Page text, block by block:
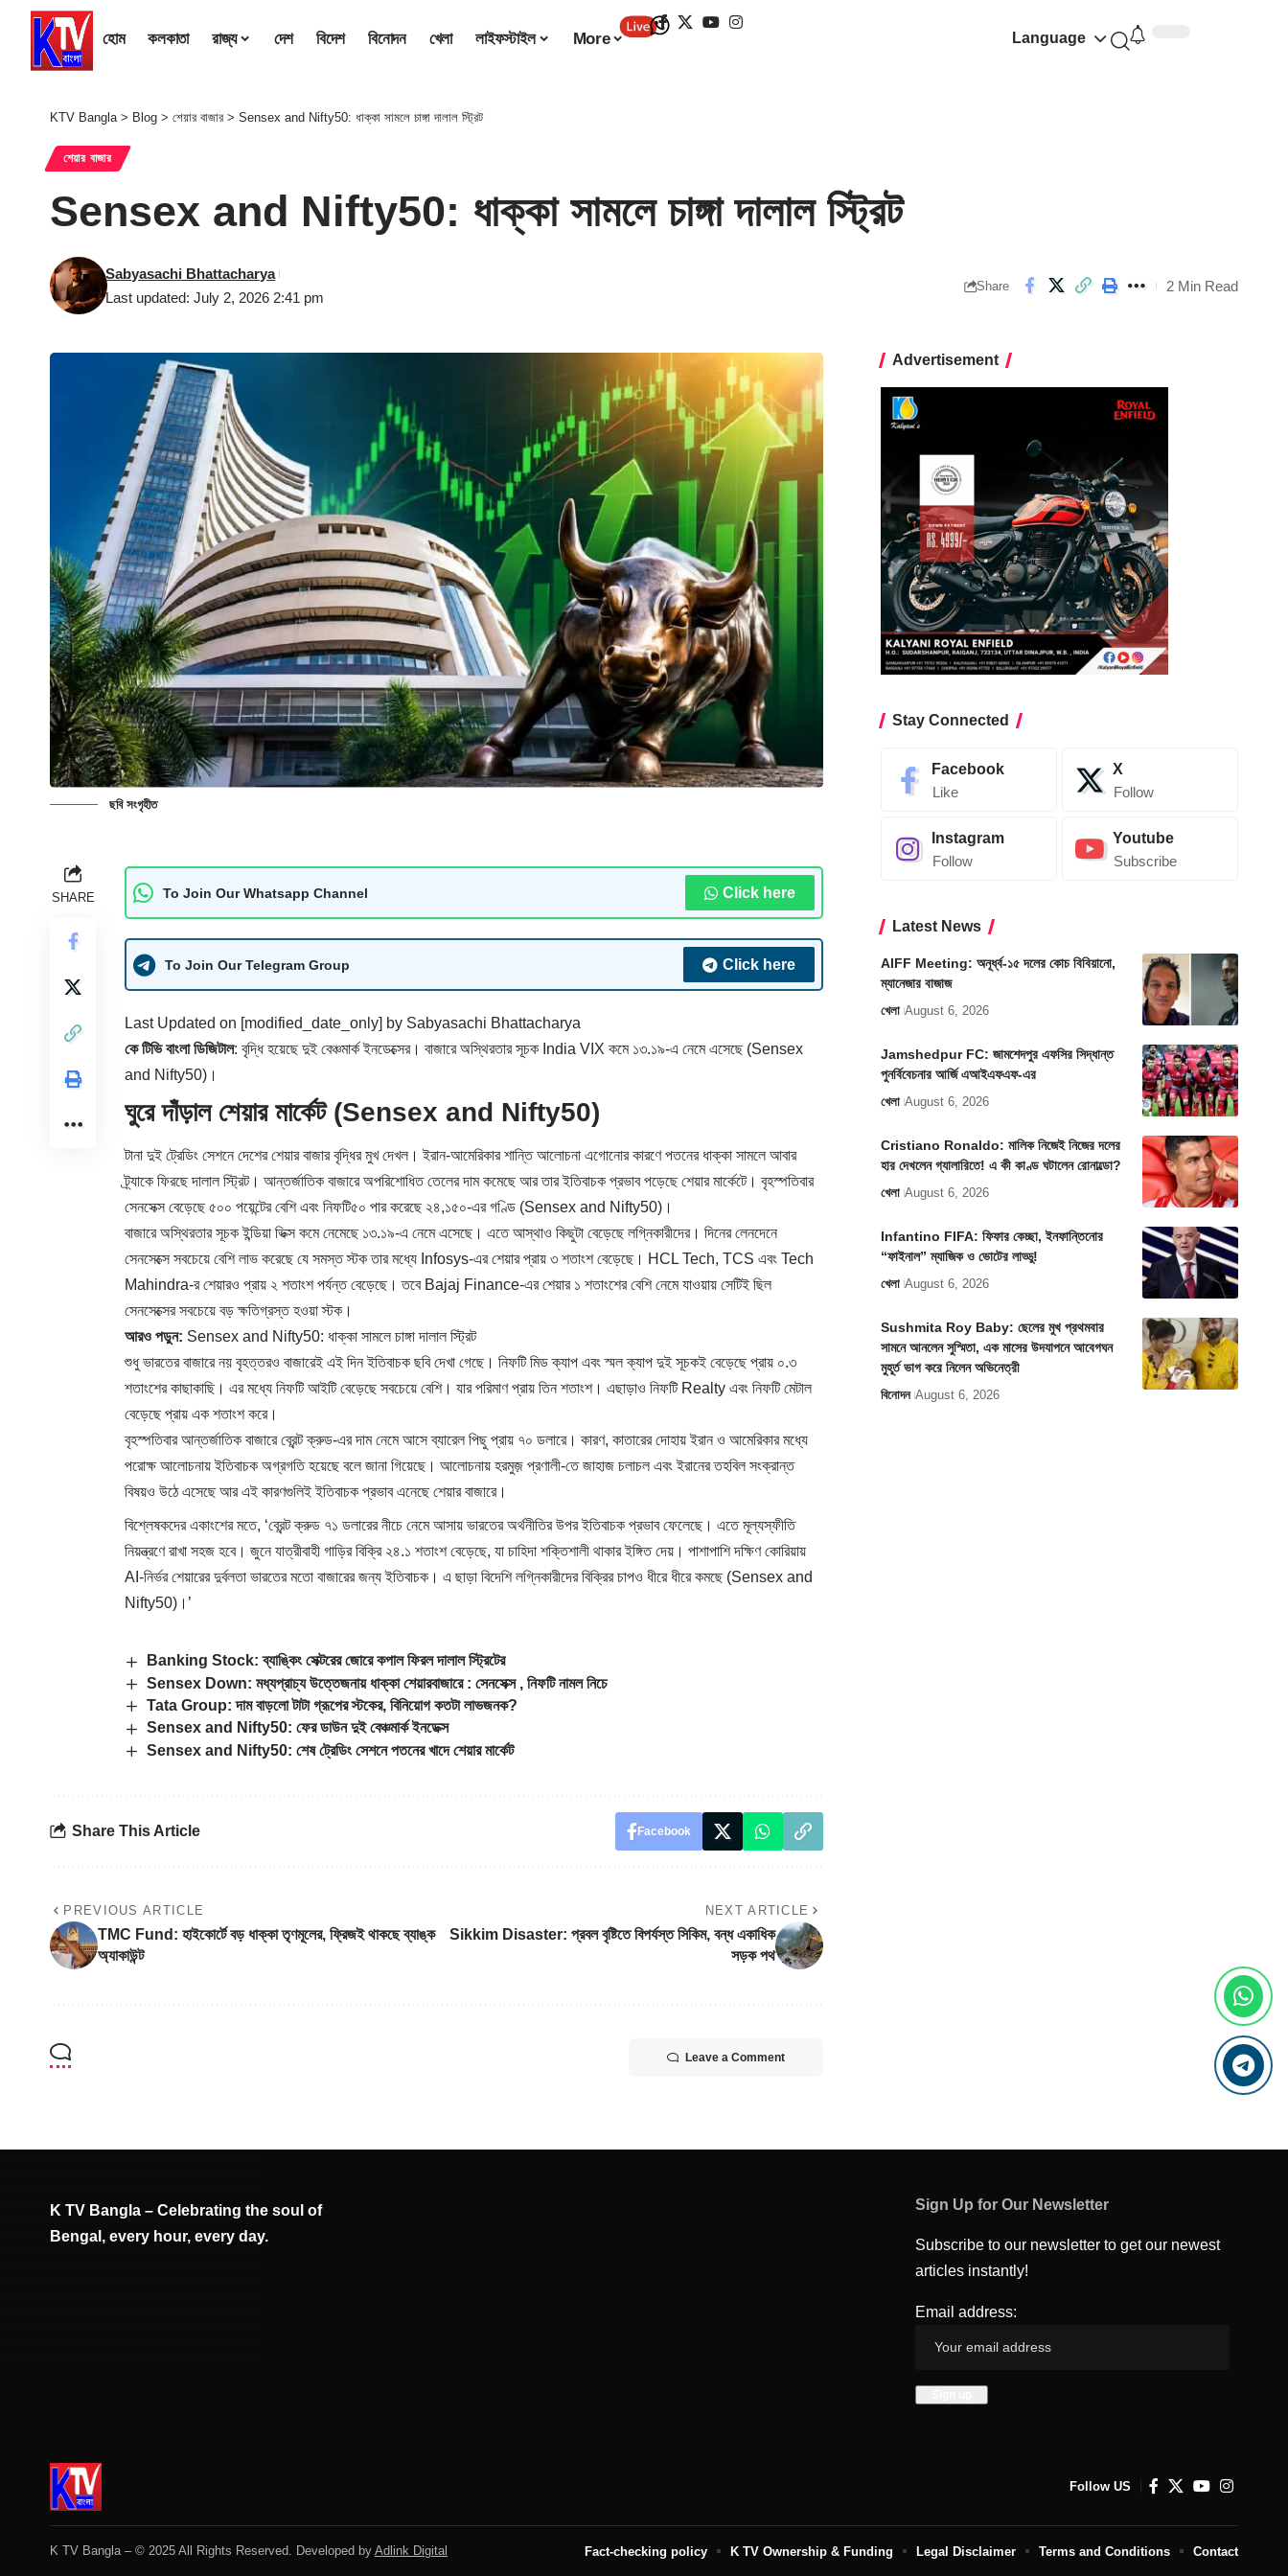
হোম কলকাতা রাজ্য দেশ বিদেশ বিনোদন খেলা লাইফস্টাইল More Language
KTV Bangla> Blog > শেয়ার বাজার > Sensex and Nifty50: ধাক্কা সামলে চাঙ্গা দালাল স্ট্রিট
শেয়ার বাজার
Sensex and Nifty50: ধাক্কা সামলে চাঙ্গা দালাল স্ট্রিট
Last updated: July 2, 2026 2:41 pm
Sabyasachi Bhattacharya
Share 2 Min Read
ছবি সংগৃহীত
SHARE To Join Our Whatsapp Channel Click here
To Join Our Telegram Group Click here
Last Updated on [modified_date_only] by Sabyasachi Bhattacharya
কে টিভি বাংলা ডিজিটাল: বৃদ্ধি হয়েছে দুই বেঞ্চমার্ক ইনডেক্সের। বাজারে অস্থিরতার সূচক India VIX কমে ১৩.১৯-এ নেমে এসেছে (Sensex
and Nifty50)।
ঘুরে দাঁড়াল শেয়ার মার্কেট (Sensex and Nifty50)
টানা দুই ট্রেডিং সেশনে দেশের শেয়ার বাজার বৃদ্ধির মুখ দেখল। ইরান-আমেরিকার শান্তি আলোচনা এগোনোর কারণে পতনের ধাক্কা সামলে আবার
ট্র্যাকে ফিরছে দালাল স্ট্রিট। আন্তর্জাতিক বাজারে অপরিশোধিত তেলের দাম কমেছে আর তার ইতিবাচক প্রভাব পড়েছে শেয়ার মার্কেটে। বৃহস্পতিবার
সেনসেক্স বেড়েছে ৫০০ পয়েন্টের বেশি এবং নিফটি৫০ পার করেছে ২৪,১৫০-এর গণ্ডি (Sensex and Nifty50)।
বাজারে অস্থিরতার সূচক ইন্ডিয়া ভিক্স কমে নেমেছে ১৩.১৯-এ নেমে এসেছে। এতে আস্থাও কিছুটা বেড়েছে লগ্নিকারীদের। দিনের লেনদেনে
সেনসেক্সে সবচেয়ে বেশি লাভ করেছে যে সমস্ত স্টক তার মধ্যে Infosys-এর শেয়ার প্রায় ৩ শতাংশ বেড়েছে। HCL Tech, TCS এবং Tech
Mahindra-র শেয়ারও প্রায় ২ শতাংশ পর্যন্ত বেড়েছে। তবে Bajaj Finance-এর শেয়ার ১ শতাংশের বেশি নেমে যাওয়ায় সেটিই ছিল
সেনসেক্সের সবচেয়ে বড় ক্ষতিগ্রস্ত হওয়া স্টক।
আরও পড়ুন: Sensex and Nifty50: ধাক্কা সামলে চাঙ্গা দালাল স্ট্রিট
শুধু ভারতের বাজারে নয় বৃহত্তরও বাজারেই এই দিন ইতিবাচক ছবি দেখা গেছে। নিফটি মিড ক্যাপ এবং স্মল ক্যাপ দুই সূচকই বেড়েছে প্রায় ০.৩
শতাংশের কাছাকাছি। এর মধ্যে নিফটি আইটি বেড়েছে সবচেয়ে বেশি। যার পরিমাণ প্রায় তিন শতাংশ। এছাড়াও নিফটি Realty এবং নিফটি মেটাল
বেড়েছে প্রায় এক শতাংশ করে।
বৃহস্পতিবার আন্তর্জাতিক বাজারে ব্রেন্ট ক্রুড-এর দাম নেমে আসে ব্যারেল পিছু প্রায় ৭০ ডলারে। কারণ, কাতারের দোহায় ইরান ও আমেরিকার মধ্যে
পরোক্ষ আলোচনায় ইতিবাচক অগ্রগতি হয়েছে বলে জানা গিয়েছে। আলোচনায় হরমুজ় প্রণালী-তে জাহাজ চলাচল এবং ইরানের তহবিল সংক্রান্ত
বিষয়ও উঠে এসেছে আর এই কারণগুলিই ইতিবাচক প্রভাব এনেছে শেয়ার বাজারে।
বিশ্লেষকদের একাংশের মতে, ‘ব্রেন্ট ক্রুড ৭১ ডলারের নীচে নেমে আসায় ভারতের অর্থনীতির উপর ইতিবাচক প্রভাব ফেলেছে। এতে মূল্যস্ফীতি
নিয়ন্ত্রণে রাখা সহজ হবে। জুনে যাত্রীবাহী গাড়ির বিক্রি ২৪.১ শতাংশ বেড়েছে, যা চাহিদা শক্তিশালী থাকার ইঙ্গিত দেয়। পাশাপাশি দক্ষিণ কোরিয়ায়
AI-নির্ভর শেয়ারের দুর্বলতা ভারতের মতো বাজারের জন্য ইতিবাচক। এ ছাড়া বিদেশি লগ্নিকারীদের বিক্রির চাপও ধীরে ধীরে কমছে (Sensex and
Nifty50)।’
Banking Stock: ব্যাঙ্কিং সেক্টরের জোরে কপাল ফিরল দালাল স্ট্রিটের
Sensex Down: মধ্যপ্রাচ্য উত্তেজনায় ধাক্কা শেয়ারবাজারে : সেনসেক্স , নিফটি নামল নিচে
Tata Group: দাম বাড়লো টাটা গ্রূপের স্টকের, বিনিয়োগ কতটা লাভজনক?
Sensex and Nifty50: ফের ডাউন দুই বেঞ্চমার্ক ইনডেক্স
Sensex and Nifty50: শেষ ট্রেডিং সেশনে পতনের খাদে শেয়ার মার্কেট
Share This Article Facebook
PREVIOUS ARTICLE
TMC Fund: হাইকোর্টে বড় ধাক্কা তৃণমূলের, ফ্রিজই থাকছে ব্যাঙ্ক
অ্যাকাউন্ট
NEXT ARTICLE
Sikkim Disaster: প্রবল বৃষ্টিতে বিপর্যস্ত সিকিম, বন্ধ একাধিক
সড়ক পথ
Leave a Comment
Advertisement
Stay Connected
Facebook
Like
X
Follow
Instagram
Follow
Youtube
Subscribe
Latest News
AIFF Meeting: অনূর্ধ্ব-১৫ দলের কোচ বিবিয়ানো,
ম্যানেজার বাজাজ
খেলা August 6, 2026
Jamshedpur FC: জামশেদপুর এফসির সিদ্ধান্ত
পুনর্বিবেচনার আর্জি এআইএফএফ-এর
খেলা August 6, 2026
Cristiano Ronaldo: মালিক নিজেই নিজের দলের
হার দেখলেন গ্যালারিতে! এ কী কাণ্ড ঘটালেন রোনাল্ডো?
খেলা August 6, 2026
Infantino FIFA: ফিফার কেচ্ছা, ইনফান্তিনোর
“ফাইনাল” ম্যাজিক ও ভোটের লাড্ডু!
খেলা August 6, 2026
Sushmita Roy Baby: ছেলের মুখ প্রথমবার
সামনে আনলেন সুস্মিতা, এক মাসের উদযাপনে আবেগঘন
মুহূর্ত ভাগ করে নিলেন অভিনেত্রী
বিনোদন August 6, 2026
K TV Bangla – Celebrating the soul of
Bengal, every hour, every day.
Sign Up for Our Newsletter
Subscribe to our newsletter to get our newest
articles instantly!
Email address:
Follow US
K TV Bangla – © 2025 All Rights Reserved. Developed by Adlink Digital Fact-checking policy K TV Ownership & Funding Legal Disclaimer Terms and Conditions Contact